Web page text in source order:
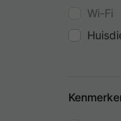
Wi-Fi